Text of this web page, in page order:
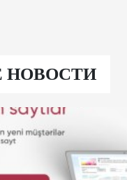
НОВОСТИ